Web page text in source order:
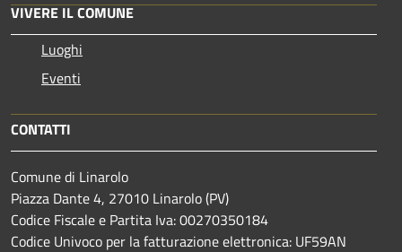
VIVERE IL COMUNE
Luoghi
Eventi
CONTATTI
Comune di Linarolo
Piazza Dante 4, 27010 Linarolo (PV)
Codice Fiscale e Partita Iva: 00270350184
Codice Univoco per la fatturazione elettronica: UF59AN